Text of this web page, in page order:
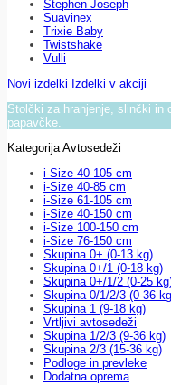
Stephen Joseph
Suavinex
Trixie Baby
Twistshake
Vulli
Novi izdelki Izdelki v akciji
Stolčki za hranjenje, slinčki in
papavčke.
Kategorija Avtosedeži
i-Size 40-105 cm
i-Size 40-85 cm
i-Size 61-105 cm
i-Size 40-150 cm
i-Size 100-150 cm
i-Size 76-150 cm
Skupina 0+ (0-13 kg)
Skupina 0+/1 (0-18 kg)
Skupina 0+/1/2 (0-25
Skupina 0/1/2/3 (0-36
Skupina 1 (9-18 kg)
Vrtljivi avtosedeži
Skupina 1/2/3 (9-36 kg)
Skupina 2/3 (15-36 kg)
Podloge in prevleke
Dodatna oprema